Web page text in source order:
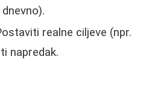
realne ciljeve (npr.
napredak.